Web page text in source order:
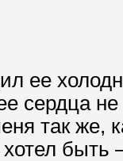
ее
сердца
так же,